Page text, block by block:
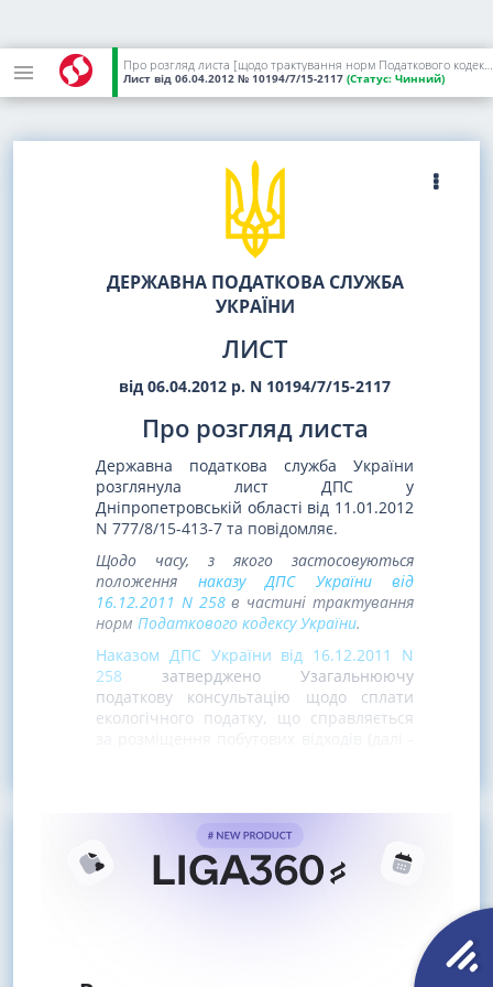
Про розгляд листа [щодо трактування норм Податкового кодексу України]
Лист від 06.04.2012 № 10194/7/15-2117 (Статус: Чинний)
ДЕРЖАВНА ПОДАТКОВА СЛУЖБА
УКРАЇНИ
ЛИСТ
від 06.04.2012 р. N 10194/7/15-2117
Про розгляд листа
Державна податкова служба України
розглянула лист ДПС у
Дніпропетровській області від 11.01.2012
N 777/8/15-413-7 та повідомляє.
Щодо часу, з якого застосовуються
положення наказу ДПС України від
16.12.2011 N 258в частині трактування
норм Податкового кодексу України.
Наказом ДПС України від 16.12.2011 N
258 затверджено Узагальнюючу
податкову консультацію щодо сплати
екологічного податку, що справляється